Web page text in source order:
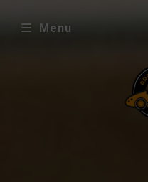
Menu